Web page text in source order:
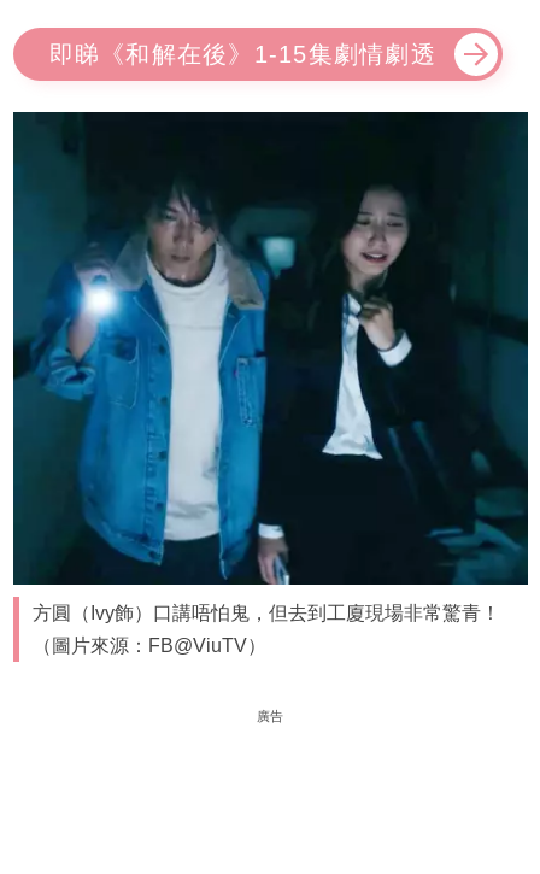
即睇《和解在後》1-15集劇情劇透
方圓（Ivy飾）口講唔怕鬼，但去到工廈現場非常驚青！
（圖片來源：FB@ViuTV）
廣告